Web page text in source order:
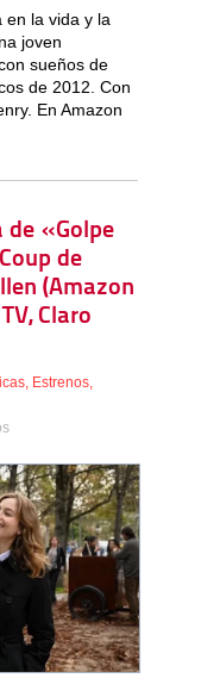
en la vida y la
joven
sueños de
de 2012. Con
En Amazon
de «Golpe
de
(Amazon
Claro
Estrenos